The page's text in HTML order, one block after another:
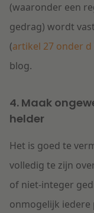
(waaronder een
gedrag) wordt
(artikel 27 onder d
blog.
4. Maak
helder
Het is goed te
volledig te zijn
of niet-integer
onmogelijk